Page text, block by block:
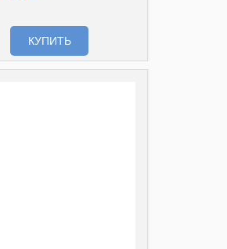
КУПИТЬ